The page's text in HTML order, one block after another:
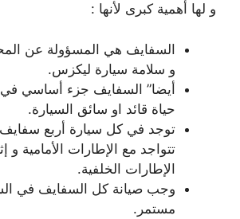
و لها أهمية كبرى لأنها :
السفايف هي المسؤولة عن
و سلامة سيارة ليكزس.
أيضا” السفايف جزء أساسي
حياة قائد او سائق السيارة.
توجد في كل سيارة أربع سفايف
تتواجد مع الإطارات الأمامية و
الإطارات الخلفية.
وجب صيانة كل السفايف في
مستمر.